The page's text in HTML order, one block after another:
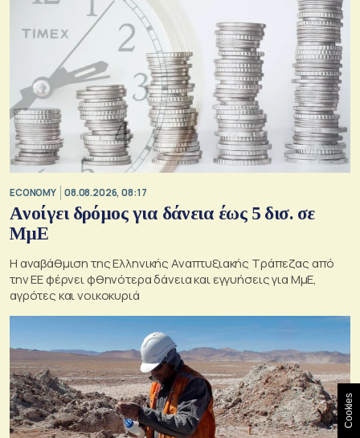
ECONOMY 08.08.2026, 08:17
Aνοίγει δρόμος για δάνεια έως 5 δισ. σε
ΜμΕ
Η αναβάθμιση της Ελληνικής Αναπτυξιακής Τράπεζας από
την ΕΕ φέρνει φθηνότερα δάνεια και εγγυήσεις για ΜμΕ,
αγρότες και νοικοκυριά
Cookies